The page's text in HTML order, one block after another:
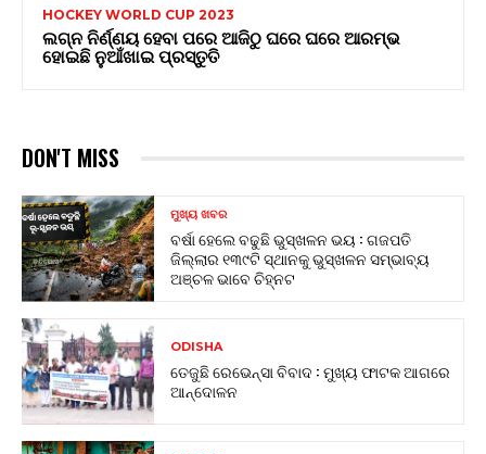
HOCKEY WORLD CUP 2023
ଲଗ୍ନ ନିର୍ଣ୍ଣୟ ହେବା ପରେ ଆଜିଠୁ ଘରେ ଘରେ ଆରମ୍ଭ
ହୋଇଛି ନୁଆଁଖାଇ ପ୍ରସ୍ତୁତି
DON'T MISS
ମୁଖ୍ୟ ଖବର
ବର୍ଷା ହେଲେ ବଢୁଛି ଭୁସ୍ଖଳନ ଭୟ : ଗଜପତି
ଜିଲ୍ଲାର ୧୩୯ଟି ସ୍ଥାନକୁ ଭୁସ୍ଖଳନ ସମ୍ଭାବ୍ୟ
ଅଞ୍ଚଳ ଭାବେ ଚିହ୍ନଟ
ODISHA
ତେଜୁଛି ରେଭେନ୍ସା ବିବାଦ : ମୁଖ୍ୟ ଫାଟକ ଆଗରେ
ଆନ୍ଦୋଳନ